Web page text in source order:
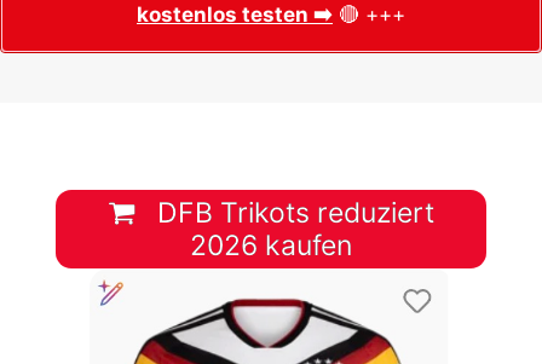
kostenlos testen ➡️ 🔴 +++
DFB Trikots reduziert
2026 kaufen